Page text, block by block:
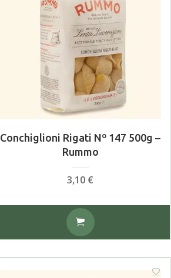
Conchiglioni Rigati Nº 147 500g –
Rummo
3,10 €